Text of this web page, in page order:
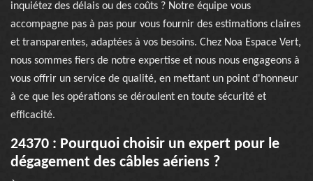
inquiétez des délais ou des coûts ? Notre équipe vous
accompagne pas à pas pour vous fournir des estimations claires
et transparentes, adaptées à vos besoins. Chez Noa Espace Vert,
nous sommes fiers de notre expertise et nous nous engageons à
vous offrir un service de qualité, en mettant un point d'honneur
à ce que les opérations se déroulent en toute sécurité et
efficacité.
24370 : Pourquoi choisir un expert pour le
dégagement des câbles aériens ?